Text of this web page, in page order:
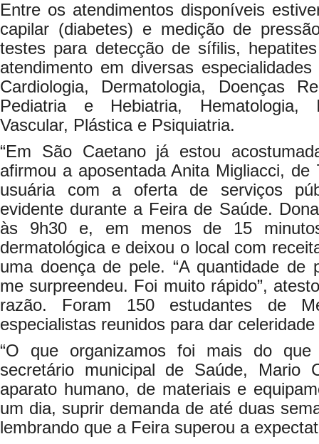
Entre os atendimentos disponíveis
capilar (diabetes) e medição de
testes para detecção de sífilis,
atendimento em diversas
Cardiologia, Dermatologia, Doenças
Pediatria e Hebiatria, Hematologia,
Vascular, Plástica e Psiquiatria.
“Em São Caetano já estou
afirmou a aposentada Anita Migliacci,
usuária com a oferta de serviços
evidente durante a Feira de Saúde.
às 9h30 e, em menos de 15
dermatológica e deixou o local com
uma doença de pele. “A quantidade de
me surpreendeu. Foi muito rápido”,
razão. Foram 150 estudantes de
especialistas reunidos para dar
“O que organizamos foi mais do
secretário municipal de Saúde, Mario
aparato humano, de materiais e
um dia, suprir demanda de até duas
lembrando que a Feira superou a